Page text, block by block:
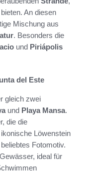
An diesen
Mischung aus
. Besonders die
und Piriápolis
del Este
gleich zwei
und Playa Mansa.
die die
Löwenstein
Fotomotiv.
ideal für